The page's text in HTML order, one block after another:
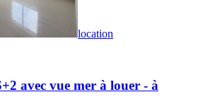
location
avec vue mer à louer - à